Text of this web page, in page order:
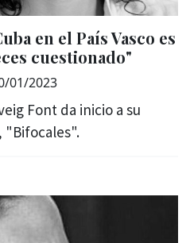
en el País Vasco es
cuestionado"
01/2023
Font da inicio a su
"Bifocales".